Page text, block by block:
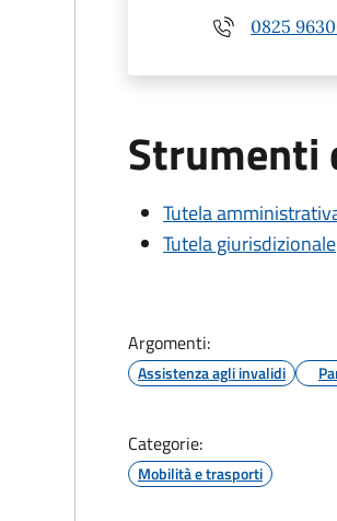
0825
Strumenti
Tutela
Tutela giurisdizionale
Argomenti:
Assistenza agli invalidi
Categorie:
Mobilità e trasporti